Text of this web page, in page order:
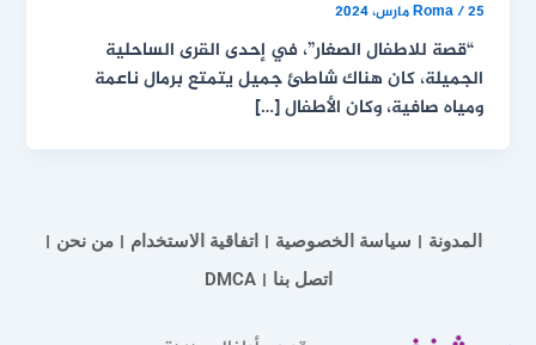
Roma/25 مارس، 2024
“قصة للاطفال الصغار”، في إحدى القرى الساحلية
الجميلة، كان هناك شاطئ جميل يتمتع برمال ناعمة
ومياه صافية، وكان الأطفال […]
المدونة سياسة الخصوصية اتفاقية الاستخدام
من نحن
اتصل بنا
DMCA